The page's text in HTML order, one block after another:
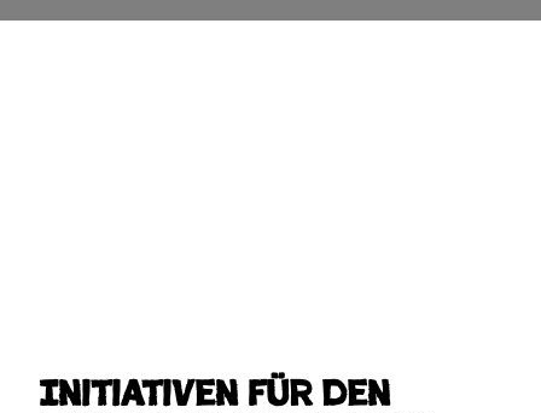
Initiativen für den